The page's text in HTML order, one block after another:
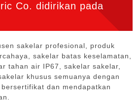
Co. didirikan pada
sakelar profesional, produk
sakelar batas keselamatan,
tahan air IP67, sakelar sakelar,
khusus semuanya dengan
dan mendapatkan